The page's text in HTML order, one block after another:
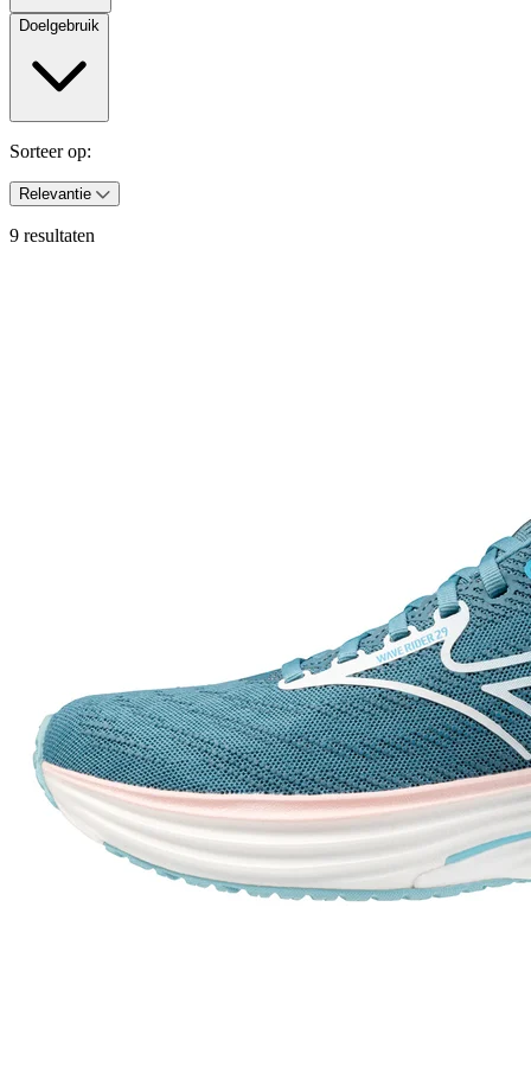
Doelgebruik
Sorteer op:
Relevantie
9 resultaten